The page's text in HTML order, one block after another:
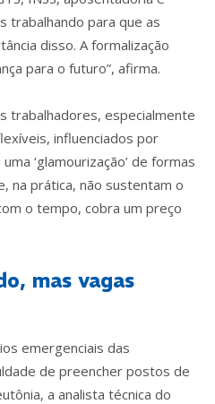
trabalhando para que as
disso. A formalização
para o futuro”, afirma.
trabalhadores, especialmente
influenciados por
‘glamourização’ de formas
na prática, não sustentam o
o tempo, cobra um preço
mas vagas
emergenciais das
de preencher postos de
a analista técnica do